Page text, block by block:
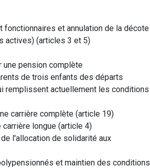
et annulation de la décote
actives) (articles 3 et 5)
une pension complète
de trois enfants des départs
remplissent actuellement les conditions
carrière complète (article 19)
longue (article 4)
l'allocation de solidarité aux
et maintien des conditions